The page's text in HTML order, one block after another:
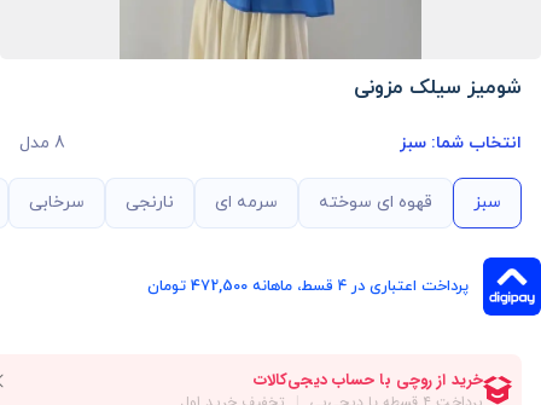
شومیز سیلک مزونی
انتخاب شما: سبز 8 مدل
سبز قهوه ای سوخته سرمه ای نارنجی سرخابی
پرداخت اعتباری در ۴ قسط، ماهانه 472,500 تومان